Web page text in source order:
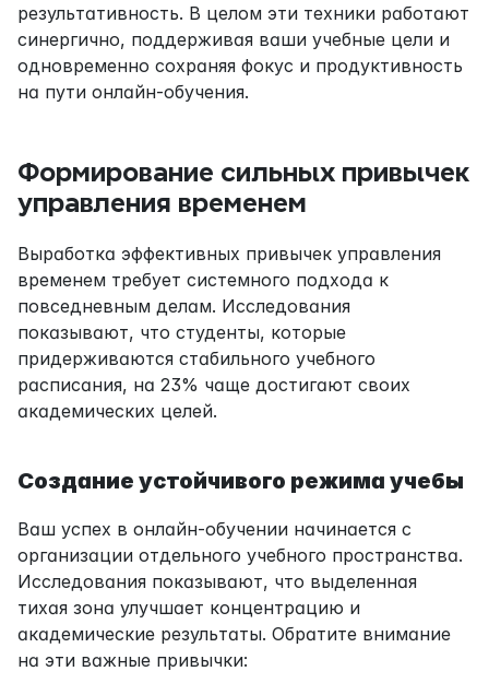
результативность. В целом эти техники работают
синергично, поддерживая ваши учебные цели и
одновременно сохраняя фокус и продуктивность
на пути онлайн-обучения.
Формирование сильных привычек
управления временем
Выработка эффективных привычек управления
временем требует системного подхода к
повседневным делам. Исследования
показывают, что студенты, которые
придерживаются стабильного учебного
расписания, на 23% чаще достигают своих
академических целей.
Создание устойчивого режима учебы
Ваш успех в онлайн-обучении начинается с
организации отдельного учебного пространства.
Исследования показывают, что выделенная
тихая зона улучшает концентрацию и
академические результаты. Обратите внимание
на эти важные привычки: